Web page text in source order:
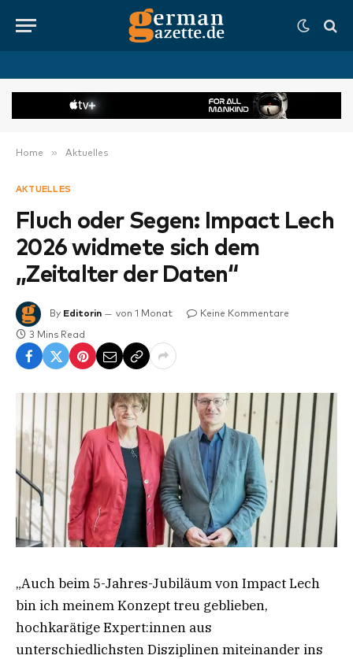
Home » Aktuelles
AKTUELLES
Fluch oder Segen: Impact Lech
2026 widmete sich dem
„Zeitalter der Daten“
By Editorin von 1 Monat Keine Kommentare
3 Mins Read
„Auch beim 5-Jahres-Jubiläum von Impact Lech
bin ich meinem Konzept treu geblieben,
hochkarätige Expert:innen aus
unterschiedlichsten Disziplinen miteinander ins